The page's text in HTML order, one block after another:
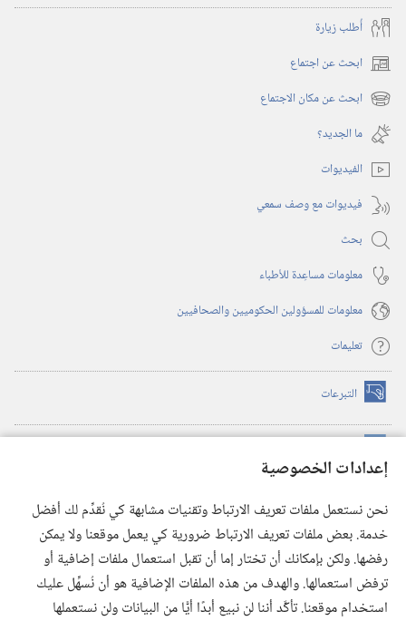
إعدادات الخصوصية
نحن نستعمل ملفات تعريف الارتباط وتقنيات مشابهة كي نُقدِّم لك أفضل
خدمة. بعض ملفات تعريف الارتباط ضرورية كي يعمل موقعنا ولا يمكن
رفضها. ولكن بإمكانك أن تختار إما أن تقبل استعمال ملفات إضافية أو
ترفض استعمالها. والهدف من هذه الملفات الإضافية هو أن نُسهِّل عليك
استخدام موقعنا. تأكَّد أننا لن نبيع أبدًا أيًّا من البيانات ولن نستعملها
أُطلب زيارة
ابحث عن اجتماع (يفتح
نافذة ابحث عن مكان الاجتماع (يفتح
نافذة
جديدة)
ما الجديد؟‏
الفيديوات
فيديوات مع وصف سمعي
بحث
معلومات مساعِدة للأطباء
معلومات للمسؤولين الحكوميين والصحافيين
تعليمات
التبرعات (يفتح
نافذة
(يفتح
نافذة
(يفتح
نافذة
جديدة) تطبيق ®
JW Library
مكتبة برج المراقبة